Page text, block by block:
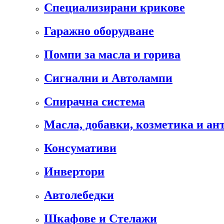
Специализирани крикове
Гаражно оборудване
Помпи за масла и горива
Сигнални и Автолампи
Спирачна система
Масла, добавки, козметика и
Консумативи
Инвертори
Автолебедки
Шкафове и Стелажи